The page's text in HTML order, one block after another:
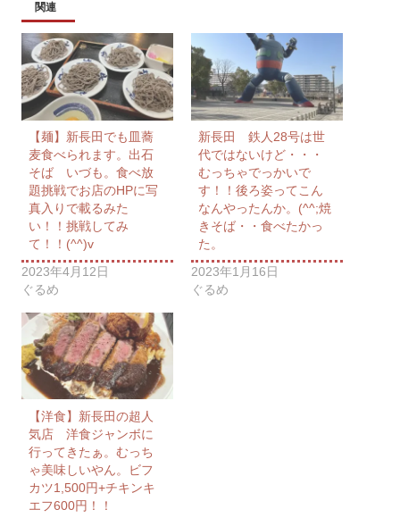
関連
【麺】新長田でも皿蕎
麦食べられます。出石
そば いづも。食べ放
題挑戦でお店のHPに写
真入りで載るみた
い！！挑戦してみ
て！！(^^)v
2023年4月12日
ぐるめ
新長田 鉄人28号は世
代ではないけど・・・
むっちゃでっかいで
す！！後ろ姿ってこん
なんやったんか。(^^;焼
きそば・・食べたかっ
た。
2023年1月16日
ぐるめ
【洋食】新長田の超人
気店 洋食ジャンボに
行ってきたぁ。むっち
ゃ美味しいやん。ビフ
カツ1,500円+チキンキ
エフ600円！！